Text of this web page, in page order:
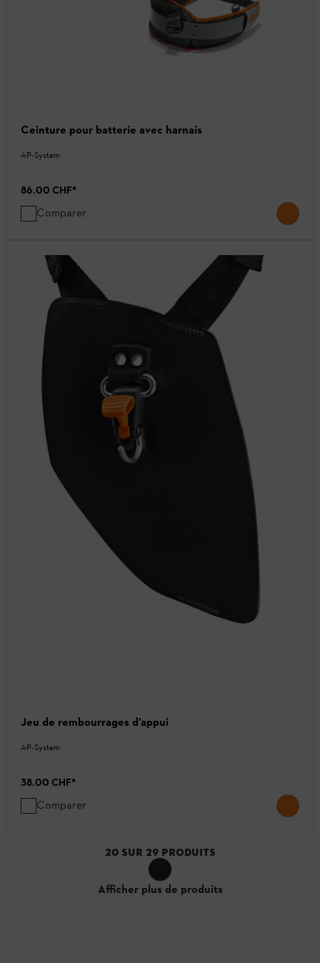
Ceinture pour batterie avec harnais
AP-System
86.00 CHF*
Comparer
Jeu de rembourrages d’appui
AP-System
38.00 CHF*
Comparer
20 SUR 29 PRODUITS
Afficher plus de produits